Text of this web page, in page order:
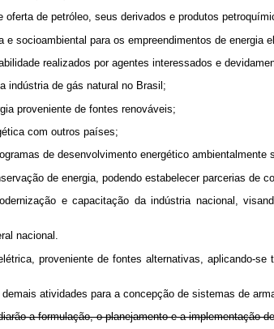
de petróleo, seus derivados e produtos
socioambiental para os empreendimentos de energia
realizados por agentes interessados e
indústria de gás natural no Brasil;
proveniente de fontes renováveis;
com outros países;
de desenvolvimento energético
de energia, podendo estabelecer parcerias de
e capacitação da indústria nacional,
nacional.
proveniente de fontes alternativas, aplicando-
atividades para a concepção de sistemas de
a formulação, o planejamento e a implementação